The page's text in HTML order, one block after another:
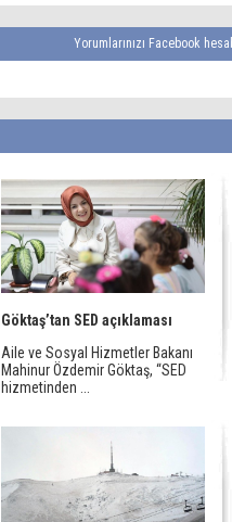
Yorumlarınızı Facebook
Göktaş’tan SED açıklaması
Aile ve Sosyal Hizmetler Bakanı
Mahinur Özdemir Göktaş, “SED
hizmetinden ...